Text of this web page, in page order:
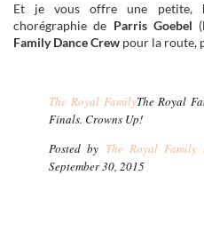
Et je vous offre une petite,
chorégraphie de Parris Goebel
Family Dance Crew pour la route,
The Royal FamilyThe Royal
Finals. Crowns Up!
Posted by The Royal Family
September 30, 2015